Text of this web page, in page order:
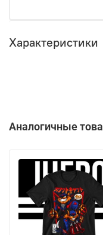
Характеристики
Аналогичные